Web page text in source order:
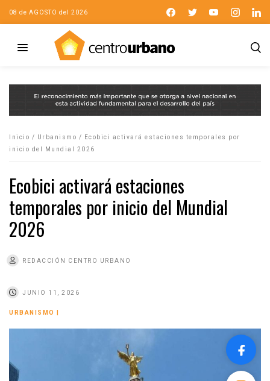
08 de AGOSTO del 2026
Inicio / Urbanismo /
Ecobici activará estaciones temporales por
inicio del Mundial 2026
Ecobici activará estaciones
temporales por inicio del Mundial
2026
REDACCIÓN CENTRO URBANO
JUNIO 11, 2026
URBANISMO